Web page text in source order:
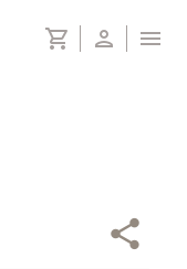
shopping_cart person menu
share